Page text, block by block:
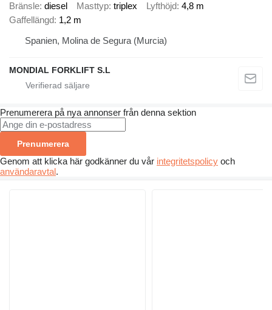
Bränsle diesel Masttyp triplex Lyfthöjd 4,8 m
Gaffellängd 1,2 m
Spanien, Molina de Segura (Murcia)
MONDIAL FORKLIFT S.L
Prenumerera på nya annonser från denna sektion
Prenumerera
Genom att klicka här godkänner du vår integritetspolicy och
användaravtal.